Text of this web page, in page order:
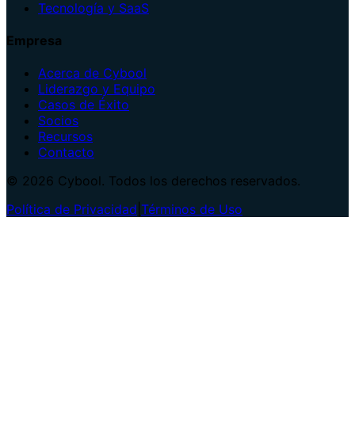
Tecnología y SaaS
Empresa
Acerca de Cybool
Liderazgo y Equipo
Casos de Éxito
Socios
Recursos
Contacto
© 2026 Cybool. Todos los derechos reservados.
Política de Privacidad Términos de Uso